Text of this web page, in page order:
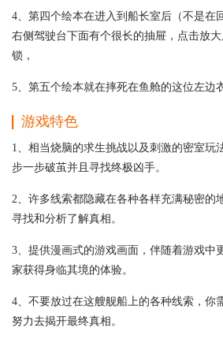
4、第四个绘本在进入到船长室后（不是在
右侧驾驶台下面有个很长的抽屉，点击放
锁，
5、第五个绘本就在摔死在鱼舱的这位左边
游戏特色
1、相当烧脑的求生挑战以及刺激的密室玩
步一步破茧并且寻找终极凶手。
2、许多线索都隐藏在各种各样充满秘密的
寻找和分析了解真相。
3、提供漫画式的游戏画面，伴随着游戏中
家获得身临其境的体验。
4、不要放过在这艘舰船上的各种线索，你
努力去揭开最终真相。